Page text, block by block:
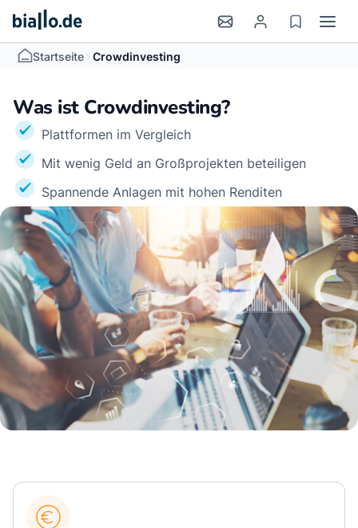
Startseite > Crowdinvesting
Was ist Crowdinvesting?
Plattformen im Vergleich
Mit wenig Geld an Großprojekten beteiligen
Spannende Anlagen mit hohen Renditen